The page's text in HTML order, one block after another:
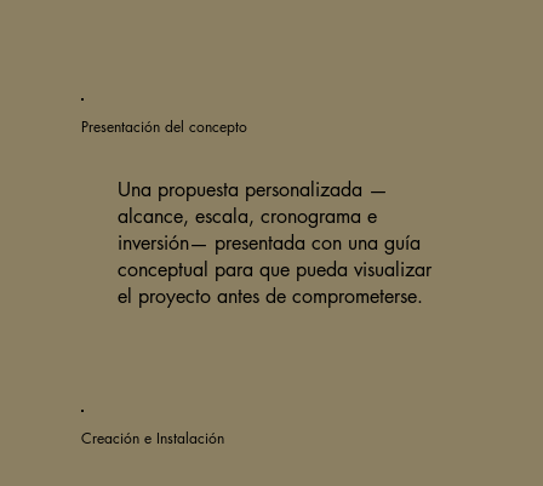
Presentación del concepto
Una propuesta personalizada —
alcance, escala, cronograma e
inversión— presentada con una guía
conceptual para que pueda visualizar
el proyecto antes de comprometerse.
Creación e Instalación